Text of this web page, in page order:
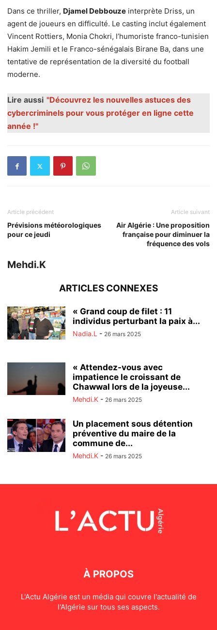
Dans ce thriller, Djamel Debbouze interprète Driss, un
agent de joueurs en difficulté. Le casting inclut également
Vincent Rottiers, Monia Chokri, l’humoriste franco-tunisien
Hakim Jemili et le Franco-sénégalais Birane Ba, dans une
tentative de représentation de la diversité du football
moderne.
Lire aussi "Découvrez les nouvelles astuces des
cybercriminels pour vous protéger en ligne cette
année !"
Article précédent
Prévisions météorologiques
pour ce jeudi
Article suivant
Air Algérie : Une proposition
française pour diminuer la
fréquence des vols
Mehdi.K
ARTICLES CONNEXES
« Grand coup de filet : 11
individus perturbant la paix à...
Nadia.L - 26 mars 2025
« Attendez-vous avec
impatience le croissant de
Chawwal lors de la joyeuse...
Mehdi.K - 26 mars 2025
Un placement sous détention
préventive du maire de la
commune de...
Mehdi.K - 26 mars 2025
À PROPOS
L'Actu Algérie est un média qui couvre l'actualité de
l'Algérie sur tous ses aspects.